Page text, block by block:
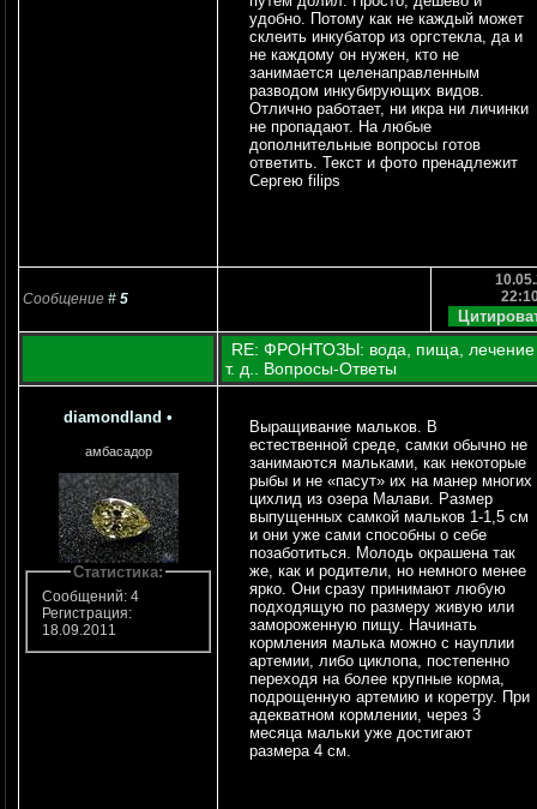
удобно. Потому как не каждый может
склеить инкубатор из оргстекла, да и
не каждому он нужен, кто не
занимается целенаправленным
разводом инкубирующих видов.
Отлично работает, ни икра ни личинки
не пропадают. На любые
дополнительные вопросы готов
ответить. Текст и фото пренадлежит
Сергею filips
Сообщение#5
RE: ФРОНТОЗЫ: вода, пища,
т. д.. Вопросы-Ответы
diamondland •
амбасадор
Статистика:
Сообщений: 4
Регистрация:
18.09.2011
Выращивание мальков. В
естественной среде, самки обычно не
занимаются мальками, как некоторые
рыбы и не «пасут» их на манер многих
цихлид из озера Малави. Размер
выпущенных самкой мальков 1-1,5 см
и они уже сами способны о себе
позаботиться. Молодь окрашена так
же, как и родители, но немного менее
ярко. Они сразу принимают любую
подходящую по размеру живую или
замороженную пищу. Начинать
кормления малька можно с науплии
артемии, либо циклопа, постепенно
переходя на более крупные корма,
подрощенную артемию и коретру. При
адекватном кормлении, через 3
месяца мальки уже достигают
размера 4 см.